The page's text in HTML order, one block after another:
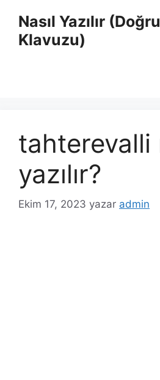
Nasıl Yazılır
Klavuzu)
tahterevalli
yazılır?
Ekim 17, 2023 yazar admin